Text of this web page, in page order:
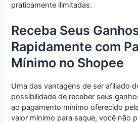
praticamente ilimitadas.
Receba Seus
Rapidamente com
Mínimo no Shopee
Uma das vantagens de ser afiliado
possibilidade de receber seus
ao pagamento mínimo oferecido
valor mínimo para saque, você não